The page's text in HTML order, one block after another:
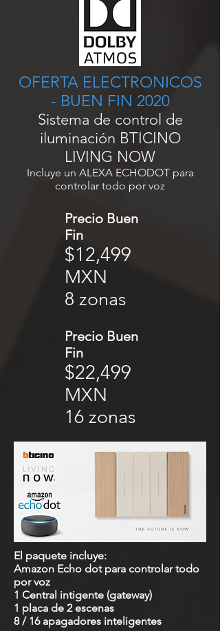
OFERTA ELECTRONICOS
- BUEN FIN 2020
Sistema de control de
iluminación BTICINO
LIVING NOW
Incluye un ALEXA ECHODOT para
controlar todo por voz
Precio Buen
Fin
$12,499
MXN
8 zonas
Precio Buen
Fin
$22,499
MXN
16 zonas
El paquete incluye:
Amazon Echo dot para controlar todo
por voz
1 Central intigente (gateway)
1 placa de 2 escenas
8 / 16 apagadores inteligentes